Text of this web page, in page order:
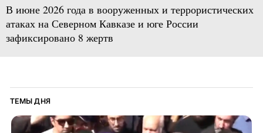
В июне 2026 года в вооруженных и террористических
атаках на Северном Кавказе и юге России
зафиксировано 8 жертв
ТЕМЫ ДНЯ